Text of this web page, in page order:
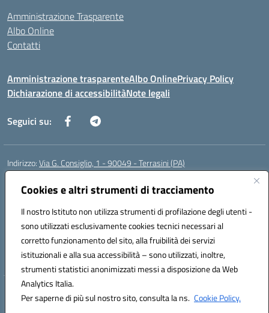
Cookies e altri strumenti di tracciamento
Il nostro Istituto non utilizza strumenti di profilazione degli utenti -
sono utilizzati esclusivamente cookies tecnici necessari al
corretto funzionamento del sito, alla fruibilità dei servizi
istituzionali e alla sua accessibilità – sono utilizzati, inoltre,
strumenti statistici anonimizzati messi a disposizione da Web
Analytics Italia.
Per saperne di più sul nostro sito, consulta la ns. Cookie Policy.
Amministrazione Trasparente
Albo Online
Contatti
Amministrazione trasparenteAlbo OnlinePrivacy Policy
Dichiarazione di accessibilitàNote legali
Seguici su:
Indirizzo:Via G. Consiglio, 1 - 90049 - Terrasini (PA)
Centralino:
Posta elettronica certificata (PEC):paic88700d@pec.istruzione.it
Codice fiscale: 80025710825
Codice meccanografico:PAIC88700D
Codice Indice delle Pubbliche Amministrazioni (IPA): istsc_paic88700d
Codice unico di fatturazione (CUF): UF7LHF
Hosting & Powered by 3D Solution S.r.l.
Concept & Design by Designers Italia